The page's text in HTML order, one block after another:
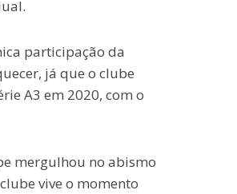
participação da
já que o clube
A3 em 2020, com o
mergulhou no abismo
vive o momento